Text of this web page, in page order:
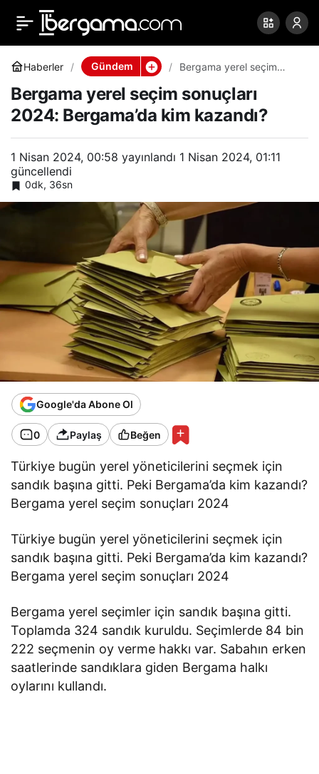
Haberler Gündem
Bergama yerel seçim
Bergama’da kim kazandı?
Bergama yerel seçim sonuçları
2024: Bergama’da kim kazandı?
1 Nisan 2024, 00:58 yayınlandı 1 Nisan 2024, 01:11
güncellendi
0dk, 36sn
Google'da Abone Ol
0 Paylaş Beğen
Türkiye bugün yerel yöneticilerini seçmek için
sandık başına gitti. Peki Bergama’da kim kazandı?
Bergama yerel seçim sonuçları 2024
Türkiye bugün yerel yöneticilerini seçmek için
sandık başına gitti. Peki Bergama’da kim kazandı?
Bergama yerel seçim sonuçları 2024
Bergama yerel seçimler için sandık başına gitti.
Toplamda 324 sandık kuruldu. Seçimlerde 84 bin
222 seçmenin oy verme hakkı var. Sabahın erken
saatlerinde sandıklara giden Bergama halkı
oylarını kullandı.
Bergama yerel seçim
sonuçları 2024:
Bergama’da kim kazandı?
0 Paylaş